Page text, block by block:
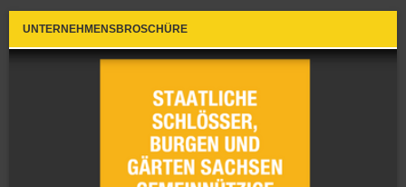
UNTERNEHMENSBROSCHÜRE